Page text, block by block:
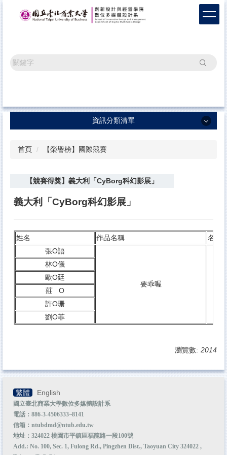
搜尋
資訊分類清單
畢業成果
榮譽榜單
其他資源
本院系所
校外實習
首頁 【榮譽榜】國際競賽
【競賽得獎】義大利「CyBorg科幻影展」
義大利「CyBorg科幻影展」
姓名 作品名稱
名次
張O語
要乖喔
林O儀
歐O廷
莊 O
許O珊
劉O菲
瀏覽數: 2014
繁體 English
國立臺北商業大學數位多媒體設計系
電話：886-3-4506333~8141
信箱：ntubdmd@ntub.edu.tw
地址：324022 桃園市平鎮區福龍路一段100號
Add.: No. 100, Sec. 1, Fulong Rd., Pingzhen Dist., Taoyuan City 324022 ,